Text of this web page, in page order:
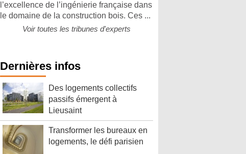
l’excellence de l’ingénierie française dans
le domaine de la construction bois. Ces ...
Voir toutes les tribunes d'experts
Dernières infos
Des logements collectifs
passifs émergent à
Lieusaint
Transformer les bureaux en
logements, le défi parisien